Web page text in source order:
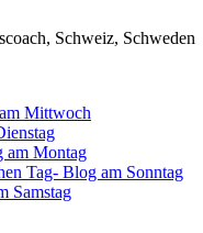
Schweiz, Schweden
Mittwoch
am Montag
Tag- Blog am Sonntag
Samstag